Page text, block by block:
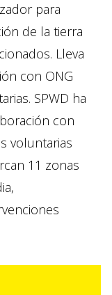
para
de la tierra
Lleva
con ONG
SPWD ha
con
voluntarias
11 zonas